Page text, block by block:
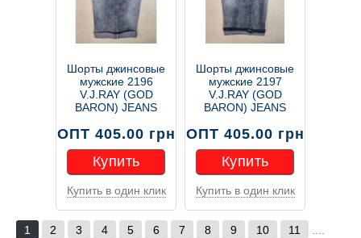
Шорты джинсовые
мужские 2196
V.J.RAY (GOD
BARON) JEANS
ОПТ 405.00 грн
Купить
Купить
Купить в один клик
Шорты джинсовые
мужские 2197
V.J.RAY (GOD
BARON) JEANS
ОПТ 405.00 грн
Купить
Купить
Купить в один клик
1 2 3 4 5 6 7 8 9 10 11
....